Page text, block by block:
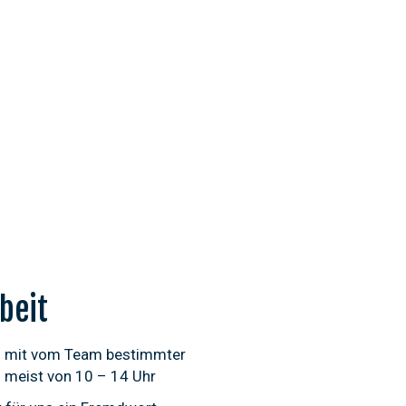
vom Team bestimmter
von 10 – 14 Uhr